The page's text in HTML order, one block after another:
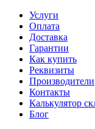
Услуги
Оплата
Доставка
Гарантии
Как купить
Реквизиты
Производители
Контакты
Калькулятор
Блог